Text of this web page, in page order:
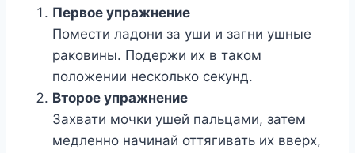
Первое упражнение
Помести ладони за уши и загни ушные
раковины. Подержи их в таком
положении несколько секунд.
Второе упражнение
Захвати мочки ушей пальцами, затем
медленно начинай оттягивать их вверх,